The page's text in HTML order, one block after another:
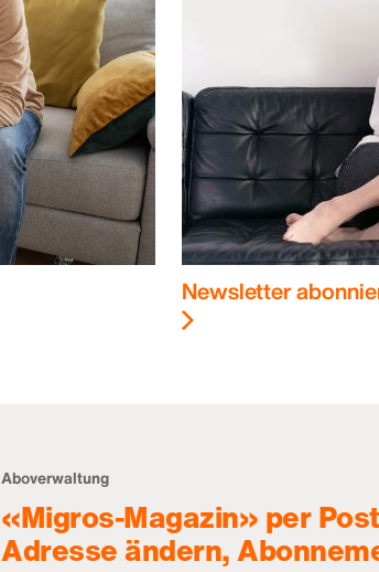
Newsletter
Aboverwaltung
«Migros-Magazin» per
Adresse ändern,